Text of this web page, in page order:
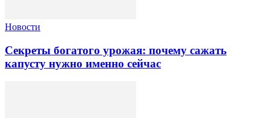
Новости
Секреты богатого урожая: почему сажать
капусту нужно именно сейчас